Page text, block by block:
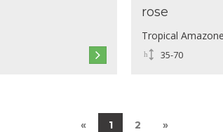
rose
Tropical Amazone
35-70
« 1 2 »